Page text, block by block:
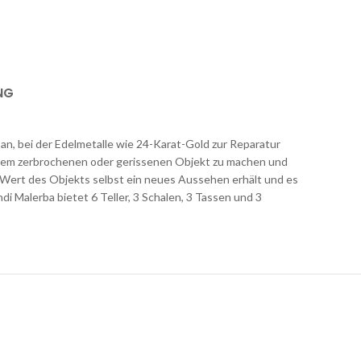
bei der Edelmetalle wie 24-Karat-Gold zur Reparatur
zerbrochenen oder gerissenen Objekt zu machen und
des Objekts selbst ein neues Aussehen erhält und es
Malerba bietet 6 Teller, 3 Schalen, 3 Tassen und 3